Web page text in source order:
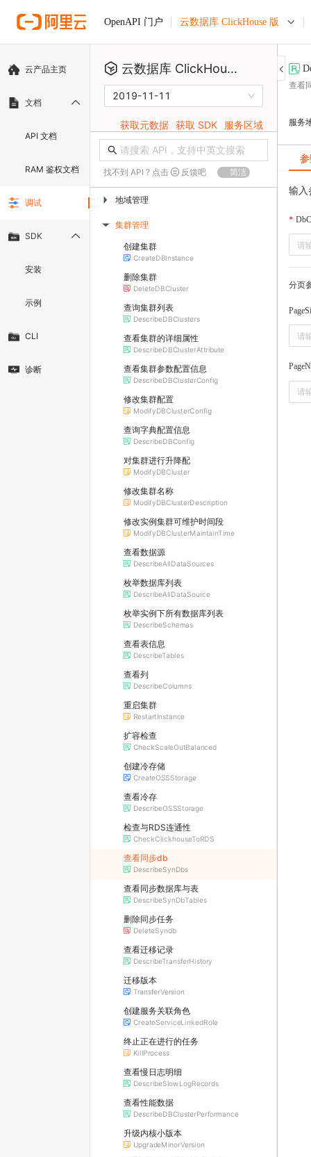
OpenAPI 门户 云数据库 ClickHouse 版
云产品主页
文档
API 文档
RAM 鉴权文档
调试
SDK
安装
示例
CLI
诊断
云数据库 ClickHouse 版
2019-11-11
获取元数据 获取 SDK 服务区域
找不到 API ? 点击 反馈吧 简洁
▶ 地域管理
▶ 集群管理
创建集群
CreateDBInstance
删除集群
DeleteDBCluster
查询集群列表
DescribeDBClusters
查看集群的详细属性
DescribeDBClusterAttribute
查看集群参数配置信息
DescribeDBClusterConfig
修改集群配置
ModifyDBClusterConfig
查询字典配置信息
DescribeDBConfig
对集群进行升降配
ModifyDBCluster
修改集群名称
ModifyDBClusterDescription
修改实例集群可维护时间段
ModifyDBClusterMaintainTime
查看数据源
DescribeAllDataSources
枚举数据库列表
DescribeAllDataSource
枚举实例下所有数据库列表
DescribeSchemas
查看表信息
DescribeTables
查看列
DescribeColumns
重启集群
RestartInstance
扩容检查
CheckScaleOutBalanced
创建冷存储
CreateOSSStorage
查看冷存
DescribeOSSStorage
检查与RDS连通性
CheckClickhouseToRDS
查看同步db
DescribeSynDbs
查看同步数据库与表
DescribeSynDbTables
删除同步任务
DeleteSyndb
查看迁移记录
DescribeTransferHistory
迁移版本
TransferVersion
创建服务关联角色
CreateServiceLinkedRole
终止正在进行的任务
KillProcess
查看慢日志明细
DescribeSlowLogRecords
查看性能数据
DescribeDBClusterPerformance
升级内核小版本
UpgradeMinorVersion
查看
服务
输入
分页